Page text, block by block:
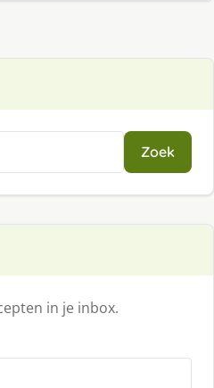
Zoek
in je inbox.